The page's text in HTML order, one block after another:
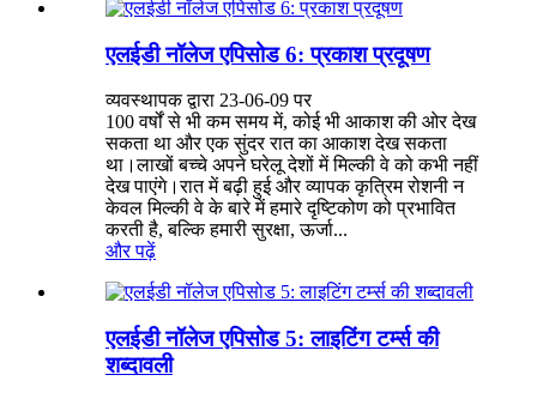
एलईडी नॉलेज एपिसोड 6: प्रकाश प्रदूषण
व्यवस्थापक द्वारा 23-06-09 पर
100 वर्षों से भी कम समय में, कोई भी आकाश की ओर देख
सकता था और एक सुंदर रात का आकाश देख सकता
था।लाखों बच्चे अपने घरेलू देशों में मिल्की वे को कभी नहीं
देख पाएंगे।रात में बढ़ी हुई और व्यापक कृत्रिम रोशनी न
केवल मिल्की वे के बारे में हमारे दृष्टिकोण को प्रभावित
करती है, बल्कि हमारी सुरक्षा, ऊर्जा...
और पढ़ें
एलईडी नॉलेज एपिसोड 5: लाइटिंग टर्म्स की
शब्दावली